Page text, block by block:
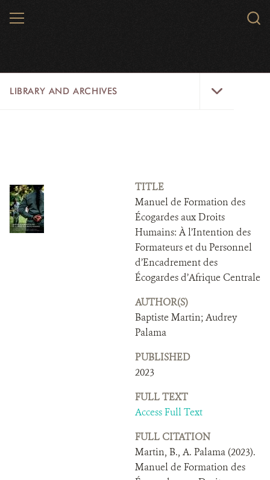
MENU
LIBRARY AND ARCHIVES
WCS RESEARCH
ARCHIVES SHOP
DONATE
TITLE
Manuel de Formation des
Écogardes aux Droits
Humains: À l’Intention des
Formateurs et du Personnel
d’Encadrement des
Écogardes d’Afrique Centrale
AUTHOR(S)
Baptiste Martin; Audrey
Palama
PUBLISHED
2023
FULL TEXT
Access Full Text
FULL CITATION
Martin, B., A. Palama (2023).
Manuel de Formation des